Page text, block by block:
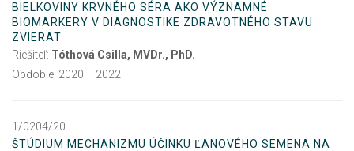
BIELKOVINY KRVNÉHO SÉRA AKO VÝZNAMNÉ
BIOMARKERY V DIAGNOSTIKE ZDRAVOTNÉHO STAVU
ZVIERAT
Riešiteľ: Tóthová Csilla, MVDr., PhD.
Obdobie: 2020 – 2022
1/0204/20
ŠTÚDIUM MECHANIZMU ÚČINKU ĽANOVÉHO SEMENA NA